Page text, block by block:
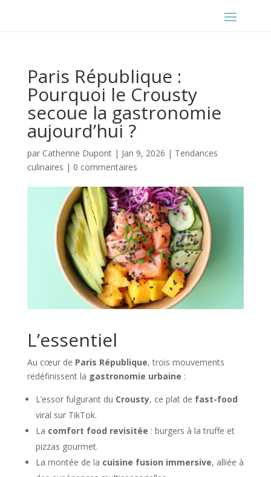
Paris République :
Pourquoi le Crousty
secoue la gastronomie
aujourd’hui ?
par Catherine Dupont| Jan 9, 2026 | Tendances
culinaires | 0 commentaires
L’essentiel
Au cœur de Paris République, trois mouvements
redéfinissent la gastronomie urbaine :
L’essor fulgurant du Crousty, ce plat de fast-food
viral sur TikTok.
La comfort food revisitée : burgers à la truffe et
pizzas gourmet.
La montée de la cuisine fusion immersive, alliée à